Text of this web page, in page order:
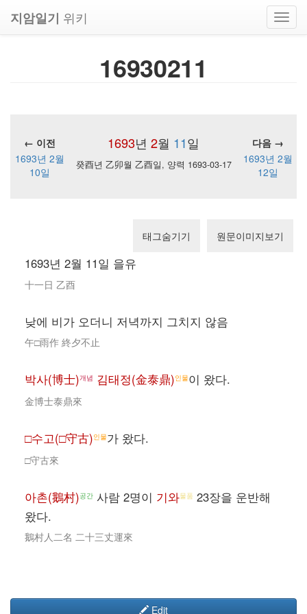
지암일기 위키
16930211
1693년 2월 11일
← 이전
다음 →
1693년 2월
10일
癸酉년 乙卯월 乙酉일, 양력 1693-03-17
1693년 2월
12일
태그숨기기 원문이미지보기
1693년 2월 11일 을유
十一日 乙酉
낮에 비가 오더니 저녁까지 그치지 않음
午□雨作 終夕不止
박사(博士)개념 김태정(金泰鼎)인물이 왔다.
金博士泰鼎來
□수고(□守古)인물가 왔다.
□守古來
아촌(鵝村)공간 사람 2명이 기와물품 23장을 운반해
왔다.
鵝村人二名 二十三丈運來
Edit